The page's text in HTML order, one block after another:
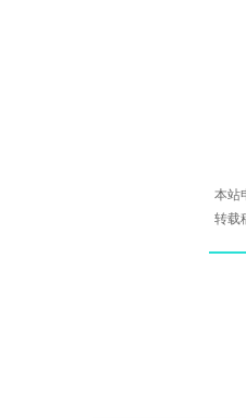
本站
转载